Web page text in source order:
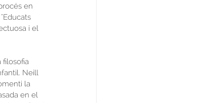
en
i el
filosofia
Neill
la
en el